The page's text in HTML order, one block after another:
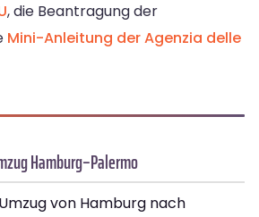
, die Beantragung der
Mini-Anleitung der Agenzia delle
Hamburg–Palermo
von Hamburg nach